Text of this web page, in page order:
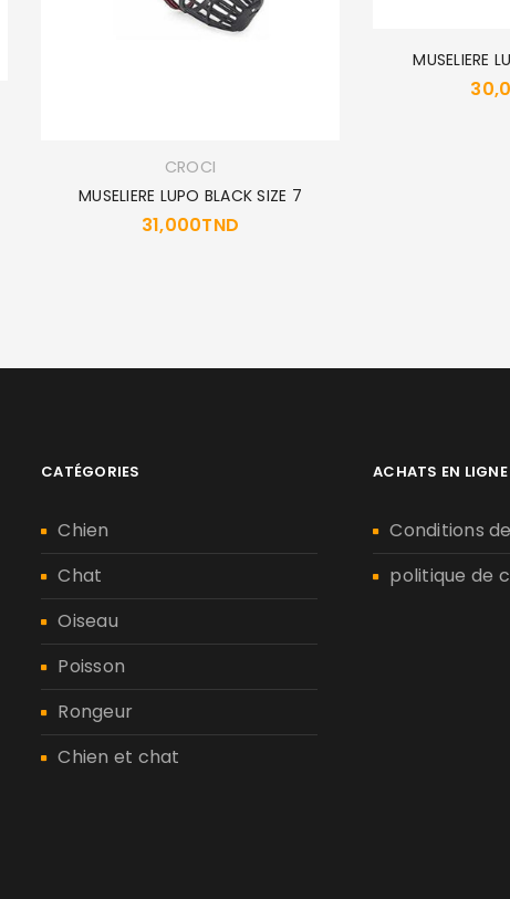
CROCI
MUSELIERE LUPO BLACK SIZE 7
31,000TND
MUSELIERE
CATÉGORIES
Chien
Chat
Oiseau
Poisson
Rongeur
Chien et chat
ACHATS EN LIGNE
Conditions
politique de